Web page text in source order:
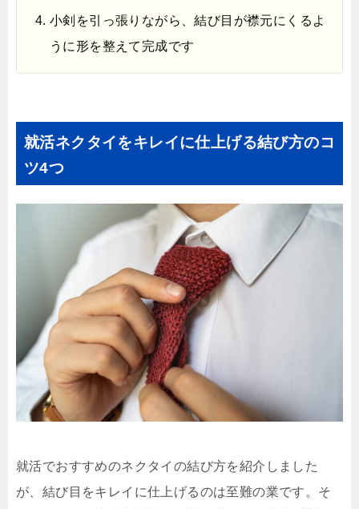
小剣を引っ張りながら、結び目が襟元にくるよ
うに形を整えて完成です
就活ネクタイをキレイに仕上げる結び方のコ
ツ4つ
就活でおすすめのネクタイの結び方を紹介しました
が、結び目をキレイに仕上げるのは至難の業です。そ